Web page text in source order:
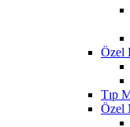
Özel
Tıp
Özel